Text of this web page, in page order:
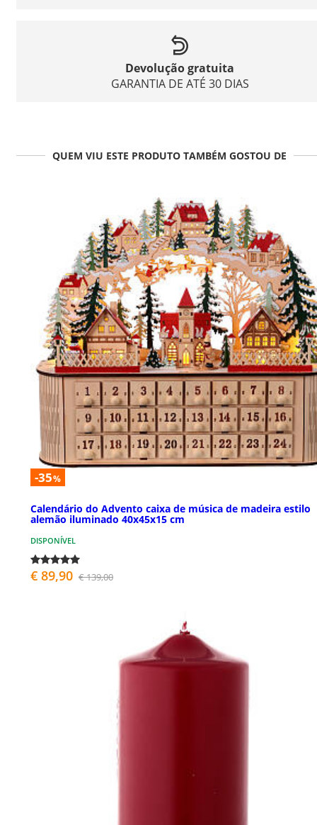
Devolução gratuita
GARANTIA DE ATÉ 30 DIAS
QUEM VIU ESTE PRODUTO TAMBÉM GOSTOU DE
-35%
Calendário do Advento caixa de música de madeira estilo
alemão iluminado 40x45x15 cm
DISPONÍVEL
€ 89,90 € 139,00